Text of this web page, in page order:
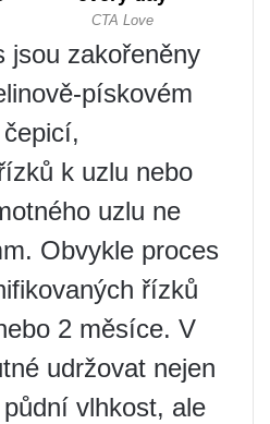
jsou zakořeněny
pískovém
k uzlu nebo
uzlu ne
Obvykle proces
řízků
2 měsíce. V
udržovat nejen
vlhkost, ale